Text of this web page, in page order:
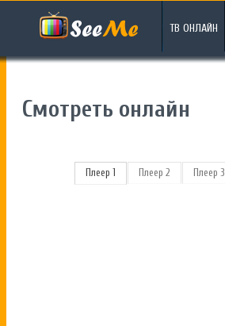
ТВ ОНЛАЙН
Смотреть онлайн
Плеер 1 Плеер 2 Плеер 3